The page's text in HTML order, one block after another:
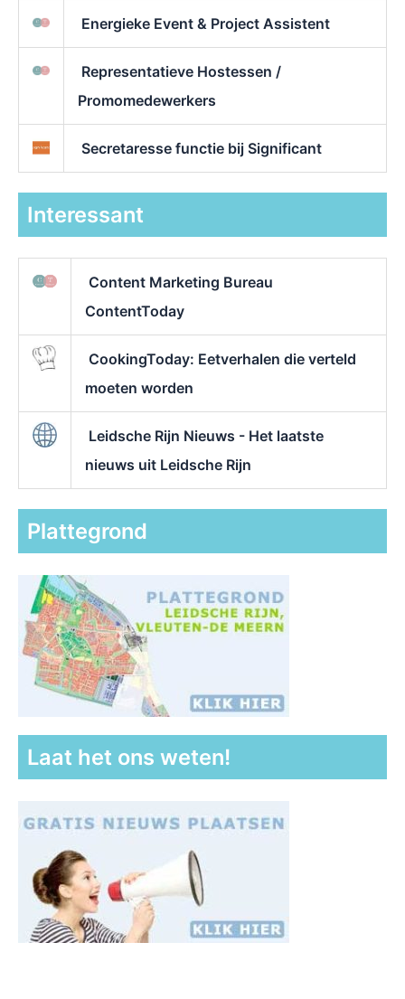
Energieke Event & Project Assistent
Representatieve Hostessen /
Promomedewerkers
Secretaresse functie bij Significant
Interessant
Content Marketing Bureau
ContentToday
CookingToday: Eetverhalen die verteld
moeten worden
Leidsche Rijn Nieuws - Het laatste
nieuws uit Leidsche Rijn
Plattegrond
Laat het ons weten!